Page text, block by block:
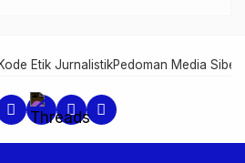
Kode Etik JurnalistikPedoman Media Siber